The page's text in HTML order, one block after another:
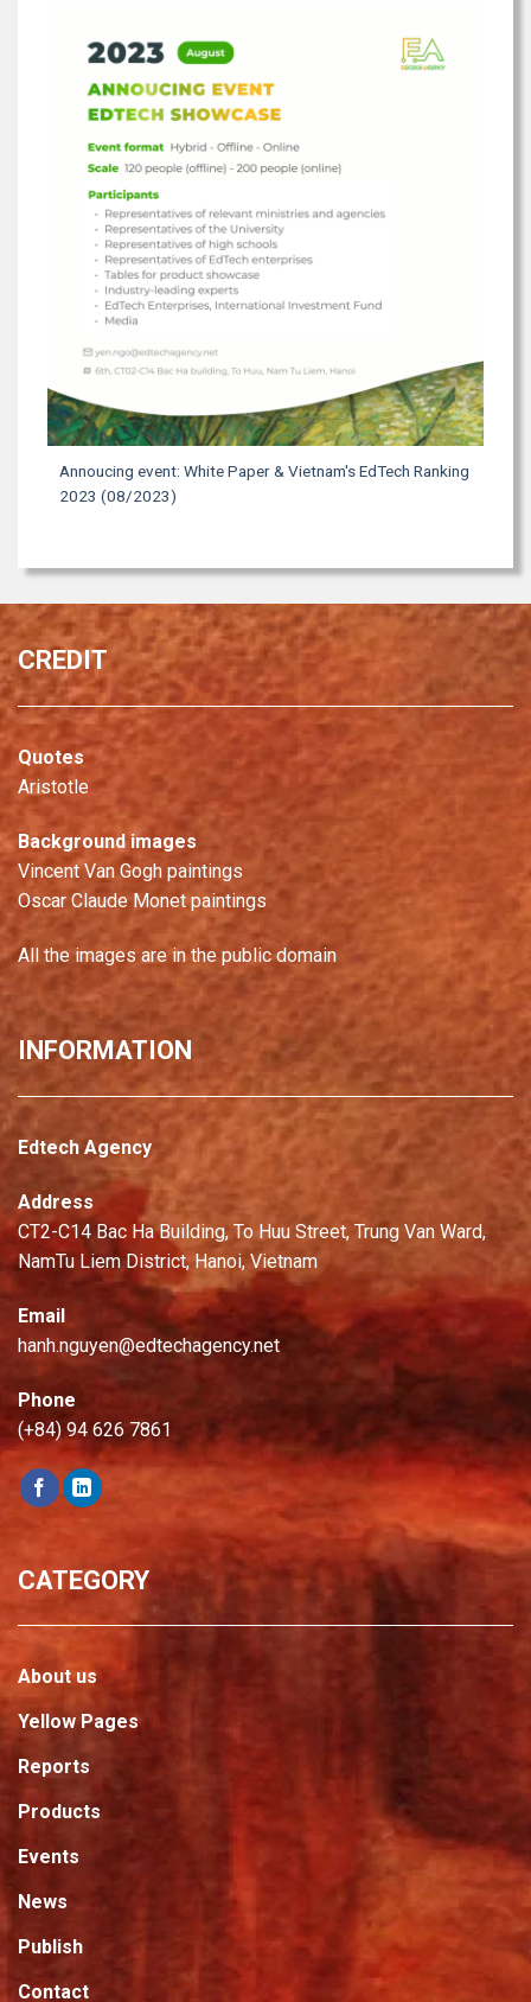
Annoucing event: White Paper & Vietnam's EdTech Ranking
2023 (08/2023)
CREDIT
Quotes
Aristotle
Background images
Vincent Van Gogh paintings
Oscar Claude Monet paintings
All the images are in the public domain
INFORMATION
Edtech Agency
Address
CT2-C14 Bac Ha Building, To Huu Street, Trung Van Ward,
NamTu Liem District, Hanoi, Vietnam
Email
hanh.nguyen@edtechagency.net
Phone
(+84) 94 626 7861
CATEGORY
About us
Yellow Pages
Reports
Products
Events
News
Publish
Contact